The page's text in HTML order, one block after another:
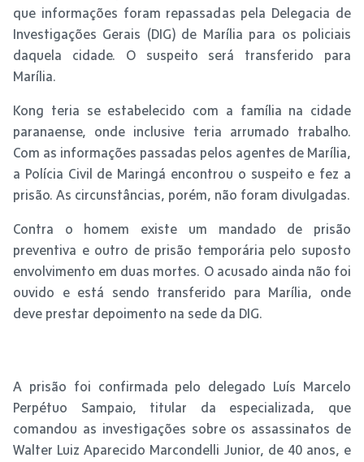
que informações foram repassadas pela Delegacia de
Investigações Gerais (DIG) de Marília para os policiais
daquela cidade. O suspeito será transferido para
Marília.
Kong teria se estabelecido com a família na cidade
paranaense, onde inclusive teria arrumado trabalho.
Com as informações passadas pelos agentes de Marília,
a Polícia Civil de Maringá encontrou o suspeito e fez a
prisão. As circunstâncias, porém, não foram divulgadas.
Contra o homem existe um mandado de prisão
preventiva e outro de prisão temporária pelo suposto
envolvimento em duas mortes. O acusado ainda não foi
ouvido e está sendo transferido para Marília, onde
deve prestar depoimento na sede da DIG.
A prisão foi confirmada pelo delegado Luís Marcelo
Perpétuo Sampaio, titular da especializada, que
comandou as investigações sobre os assassinatos de
Walter Luiz Aparecido Marcondelli Junior, de 40 anos, e